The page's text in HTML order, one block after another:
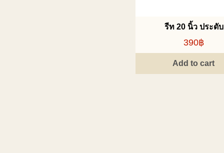
รีท 20 นิ้ว ประดับ
390฿
Add to cart